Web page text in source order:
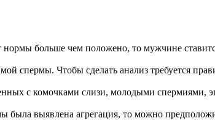
больше чем положено, то мужчине
спермы. Чтобы сделать анализ требуется
с комочками слизи, молодыми спермиями,
выявлена агрегация, то можно